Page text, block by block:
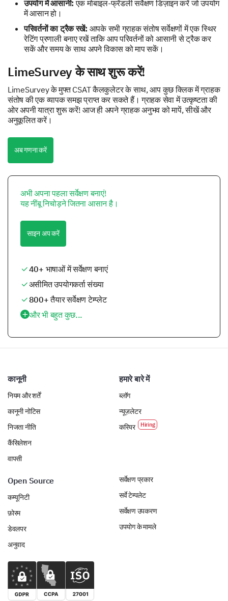
उपयोग में आसानी: एक मोबाइल-फ्रेंडली सर्वेक्षण डिज़ाइन करें जो उपयोग
में आसान हो।
परिवर्तनों का ट्रैक रखें: आपके सभी ग्राहक संतोष सर्वेक्षणों में एक स्थिर
रेटिंग प्रणाली बनाए रखें ताकि आप परिवर्तनों को आसानी से ट्रैक कर
सकें और समय के साथ अपने विकास को माप सकें।
LimeSurvey के साथ शुरू करें!
LimeSurvey के मुफ्त CSAT कैलकुलेटर के साथ, आप कुछ क्लिक में ग्राहक
संतोष की एक व्यापक समझ प्राप्त कर सकते हैं। ग्राहक सेवा में उत्कृष्टता की
ओर अपनी यात्रा शुरू करें! आज ही अपने ग्राहक अनुभव को मापें, सीखें और
अनुकूलित करें।
अब गणना करें
अभी अपना पहला सर्वेक्षण बनाएं!
यह नींबू निचोड़ने जितना आसान है।
साइन अप करें
40+ भाषाओं में सर्वेक्षण बनाएं
असीमित उपयोगकर्ता संख्या
800+ तैयार सर्वेक्षण टेम्प्लेट
और भी बहुत कुछ...
कानूनी
नियम और शर्तें
कानूनी नोटिस
निजता नीति
कैंसिलेशन
वापसी
हमारे बारे में
ब्लॉग
न्यूज़लेटर
करियर
Open Source
कम्यूनिटी
फ़ोरम
डेवलपर
अनुवाद
सर्वेक्षण प्रकार
सर्वे टेम्पलेट
सर्वेक्षण उपकरण
उपयोग के मामले